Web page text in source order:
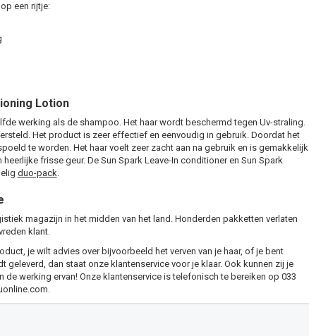
een rijtje:
Lotion
werking als de shampoo. Het haar wordt beschermd tegen Uv-straling.
Het product is zeer effectief en eenvoudig in gebruik. Doordat het
te worden. Het haar voelt zeer zacht aan na gebruik en is gemakkelijk
frisse geur. De Sun Spark Leave-In conditioner en Sun Spark
duo-pack.
magazijn in het midden van het land. Honderden pakketten verlaten
klant.
je wilt advies over bijvoorbeeld het verven van je haar, of je bent
geleverd, dan staat onze klantenservice voor je klaar. Ook kunnen zij je
de werking ervan! Onze klantenservice is telefonisch te bereiken op 033
.